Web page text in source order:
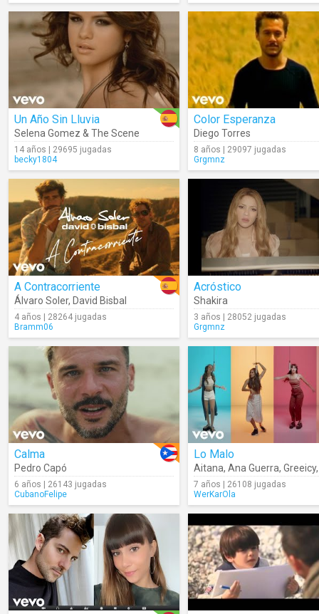
Un Año Sin Lluvia
Selena Gomez & The Scene
14 años | 29695 jugadas
becky1804
Color Esperanza
Diego Torres
8 años | 29097 jugadas
Grgmnz
A Contracorriente
Álvaro Soler, David Bisbal
4 años | 28264 jugadas
Bramm06
Acróstico
Shakira
3 años | 28052 jugadas
Grgmnz
Calma
Pedro Capó
6 años | 26143 jugadas
CubanoFelipe
Lo Malo
Aitana, Ana Guerra, Greeicy
7 años | 26108 jugadas
WerKarOla